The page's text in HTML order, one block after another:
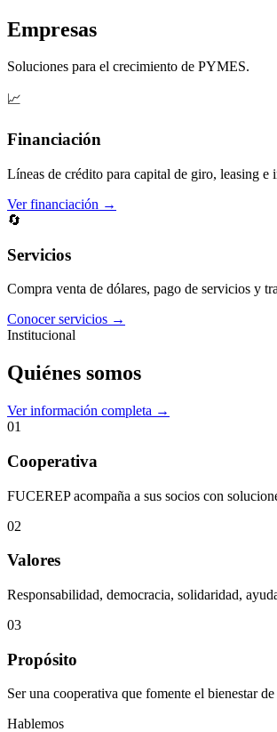
Empresas
Soluciones para el crecimiento de PYMES.
📈
Financiación
Líneas de crédito para capital de giro, leasing e
Ver financiación →
🔄
Servicios
Compra venta de dólares, pago de servicios y
Conocer servicios →
Institucional
Quiénes somos
Ver información completa →
01
Cooperativa
FUCEREP acompaña a sus socios con
02
Valores
Responsabilidad, democracia, solidaridad,
03
Propósito
Ser una cooperativa que fomente el bienestar
Hablemos